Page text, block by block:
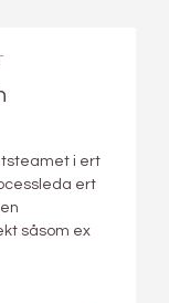
i ert
ert
såsom ex